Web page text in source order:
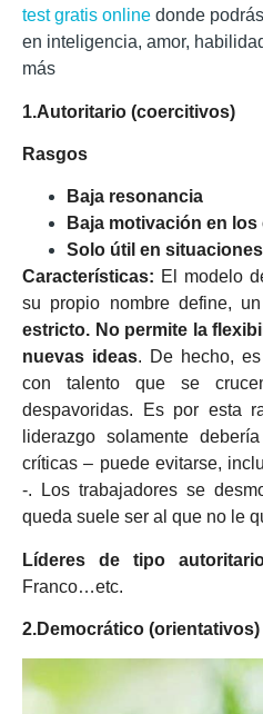
test gratis online donde
en inteligencia, amor,
más
1.Autoritario (coercitivos)
Rasgos
Baja resonancia
Baja motivación en
Solo útil en
Características: El modelo
su propio nombre define,
estricto. No permite la
nuevas ideas. De hecho,
con talento que se
despavoridas. Es por esta
liderazgo solamente
críticas – puede evitarse,
-. Los trabajadores se
queda suele ser al que no le
Líderes de tipo
Franco…etc.
2.Democrático (orientativos)